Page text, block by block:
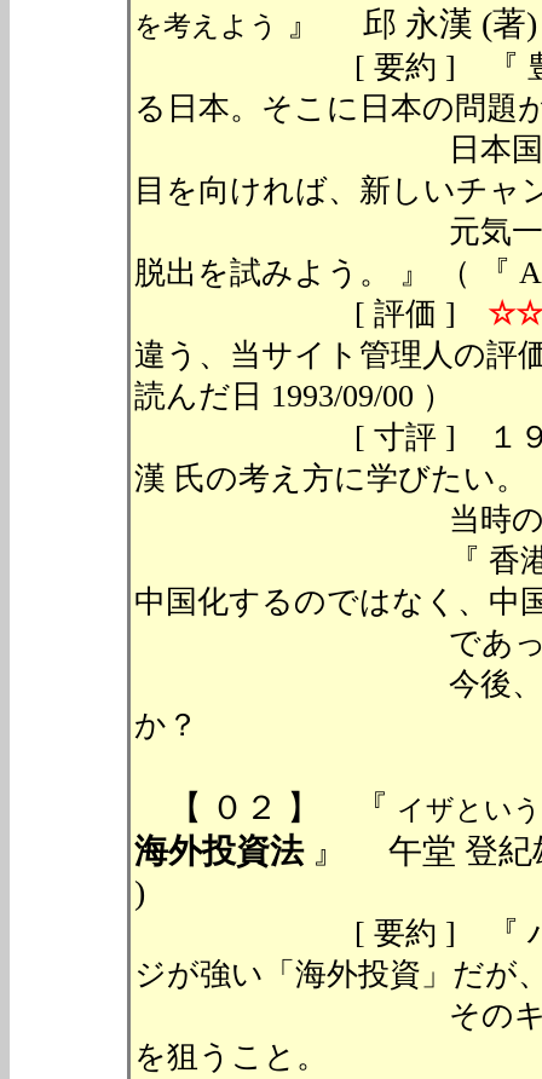
を考えよう 』 邱 永漢 (著)
[ 要約 ] 『 豊かに
る日本。そこに日本の問題
日本国内に視野
目を向ければ、新しいチ
元気一杯、張り
脱出を試みよう。 』 （ 『
[ 評価 ]
違う、当サイ
読んだ日 1993/09/00 ）
[ 寸評 ] １９９３年
漢 氏の考え方に学びたい。
当時の邱 永漢
『 香港返還の１
中国化するのではなく、中
であった
今後、中国は、
か？
【 ０２ 】 『 イザとい
海外投資法』 午堂 登紀
)
[ 要約 ] 『 ハイリ
ジが強い「海外投資」だが
そのキモは、「
を狙うこと。